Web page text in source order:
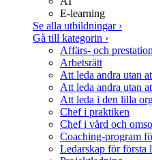
E-learning
Se alla utbildningar ›
Gå till kategorin ›
Affärs- och
Arbetsrätt
Att leda andra utan
Att leda andra utan
Att leda i den lilla
Chef i praktiken
Chef i vård och
Coaching-program
Ledarskap för första